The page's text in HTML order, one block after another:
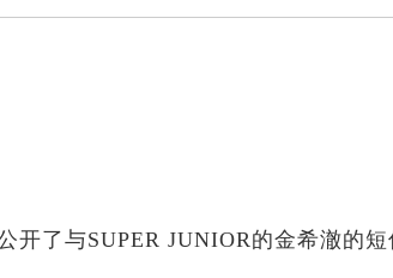
开了与SUPER JUNIOR的金希澈的短